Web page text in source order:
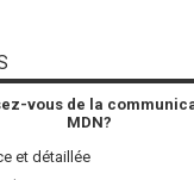
vous de la
MDN?
et détaillée